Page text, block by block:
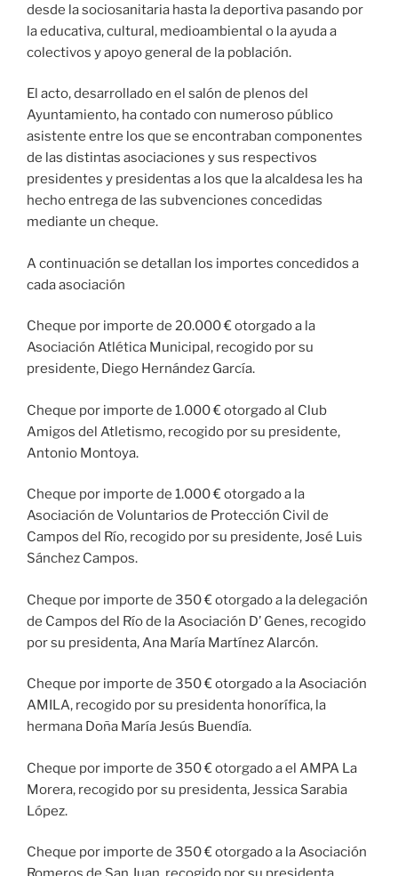
desde la sociosanitaria hasta la deportiva pasando por
la educativa, cultural, medioambiental o la ayuda a
colectivos y apoyo general de la población.
El acto, desarrollado en el salón de plenos del
Ayuntamiento, ha contado con numeroso público
asistente entre los que se encontraban componentes
de las distintas asociaciones y sus respectivos
presidentes y presidentas a los que la alcaldesa les ha
hecho entrega de las subvenciones concedidas
mediante un cheque.
A continuación se detallan los importes concedidos a
cada asociación
Cheque por importe de 20.000 € otorgado a la
Asociación Atlética Municipal, recogido por su
presidente, Diego Hernández García.
Cheque por importe de 1.000 € otorgado al Club
Amigos del Atletismo, recogido por su presidente,
Antonio Montoya.
Cheque por importe de 1.000 € otorgado a la
Asociación de Voluntarios de Protección Civil de
Campos del Río, recogido por su presidente, José Luis
Sánchez Campos.
Cheque por importe de 350 € otorgado a la delegación
de Campos del Río de la Asociación D’ Genes, recogido
por su presidenta, Ana María Martínez Alarcón.
Cheque por importe de 350 € otorgado a la Asociación
AMILA, recogido por su presidenta honorífica, la
hermana Doña María Jesús Buendía.
Cheque por importe de 350 € otorgado a el AMPA La
Morera, recogido por su presidenta, Jessica Sarabia
López.
Cheque por importe de 350 € otorgado a la Asociación